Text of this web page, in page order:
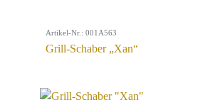
Artikel-Nr.: 001A563
Grill-Schaber „Xan“